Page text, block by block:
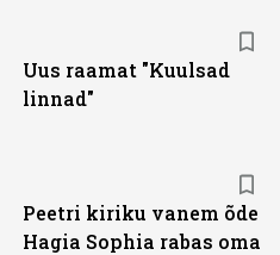
Uus raamat "Kuulsad
linnad"
Peetri kiriku vanem õde
Hagia Sophia rabas oma